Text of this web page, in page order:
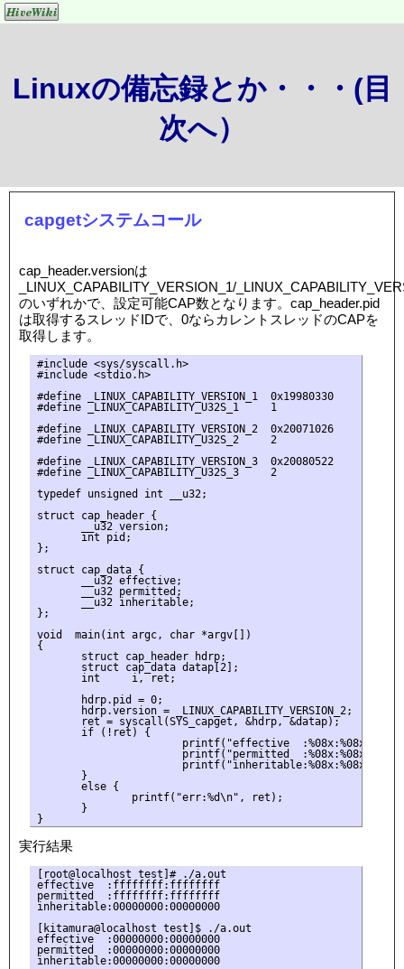
Linuxの備忘録とか・・・(目
次へ）
capgetシステムコール
cap_header.versionは
_LINUX_CAPABILITY_VERSION_1/
のいずれかで、設定可能CAP数となります。cap_header.pid
は取得するスレッドIDで、0ならカレントスレッドのCAPを
取得します。
#include <sys/syscall.h>
#include <stdio.h>
#define _LINUX_CAPABILITY_VERSION_1  0x19980330
#define _LINUX_CAPABILITY_U32S_1     1
#define _LINUX_CAPABILITY_VERSION_2  0x20071026
#define _LINUX_CAPABILITY_U32S_2     2
#define _LINUX_CAPABILITY_VERSION_3  0x20080522
#define _LINUX_CAPABILITY_U32S_3     2
typedef unsigned int __u32;
struct cap_header {
       __u32 version;
       int pid;
};
struct cap_data {
       __u32 effective;
       __u32 permitted;
       __u32 inheritable;
};
void  main(int argc, char *argv[])
{
       struct cap_header hdrp;
       struct cap_data datap[2];
       int     i, ret;
       hdrp.pid = 0;
       hdrp.version = _LINUX_CAPABILITY_VERSION_2;
       ret = syscall(SYS_capget, &hdrp, &datap);
       if (!ret) {
printf("effective  :%08x:%08x\n",
printf("permitted  :%08x:%08x\n",
printf("inheritable:%08x:%08x\n",
       }
       else {
               printf("err:%d\n", ret);
       }
実行結果
[root@localhost test]# ./a.out
effective  :ffffffff:ffffffff
permitted  :ffffffff:ffffffff
inheritable:00000000:00000000
[kitamura@localhost test]$ ./a.out
effective  :00000000:00000000
permitted  :00000000:00000000
inheritable:00000000:00000000